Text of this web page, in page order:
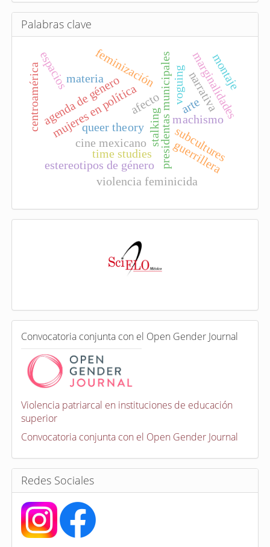
c
l
Palabras clave
stalkingpresidentas municipales
cine mexicano
mujeres en política machismo
agenda de género
feminización voguing
queer theory
time studies
subcultures
afecto
estereotipos de género
materia marginalidades
violencia feminicida
centroamérica narrativa
espacios montaje
arte
guerrillera
a
e
n
C
o
o
a
t
o
r
a
s
Convocatoria conjunta con el Open Gender Journal
Violencia patriarcal en instituciones de educación
superior
Convocatoria conjunta con el Open Gender Journal
Redes Sociales